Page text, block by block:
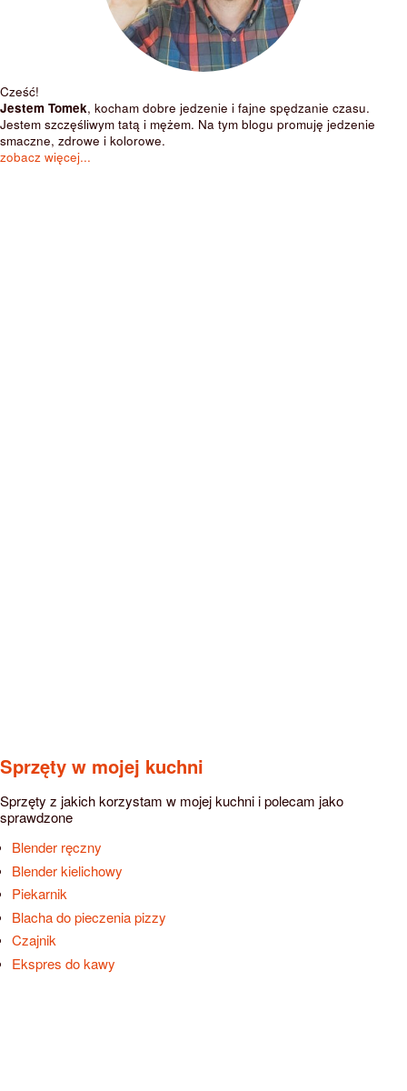
Cześć!
Jestem Tomek, kocham dobre jedzenie i fajne spędzanie czasu.
Jestem szczęśliwym tatą i mężem. Na tym blogu promuję jedzenie
smaczne, zdrowe i kolorowe.
zobacz więcej...
Sprzęty w mojej kuchni
Sprzęty z jakich korzystam w mojej kuchni i polecam jako
sprawdzone
Blender ręczny
Blender kielichowy
Piekarnik
Blacha do pieczenia pizzy
Czajnik
Ekspres do kawy